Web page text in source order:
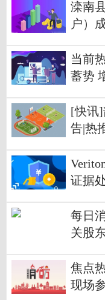
滦南
户）
当前
蓄势
[快讯
告|热
证据
每日
关股
焦点
现场